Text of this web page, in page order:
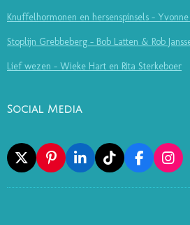
Knuffelhormonen en hersenspinsels -
Stoplijn Grebbeberg - Bob Latten & Rob
Lief wezen - Wieke Hart en Rita Sterkeboer
Social Media
X
P
I
N
L
I
N
T
I
K
F
A
C
I
N
S